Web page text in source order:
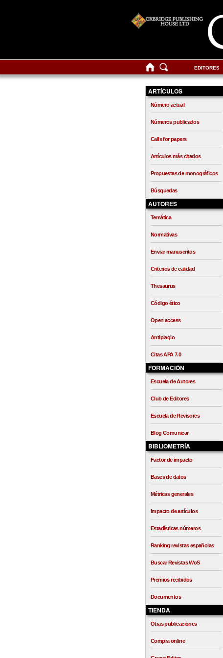
EDITORES
ARTÍCULOS
Número actual
Números publicados
Calls for papers
Artículos más citados
Propuestas de monográficos
Búsquedas
AUTORES
Temática
Normativas
Enviar manuscritos
Criterios de calidad
Thesaurus
Código ético
Open access
Antiplagio
Citas APA 7.0
FORMACIÓN
Escuela de Autores
Club de Editores
Escuela de Revisores
Blog Comunicar
BIBLIOMETRÍA
Factor de impacto
Bases de datos
Métricas generales
Impacto de artículos
Estadísticas números
Ranking revistas españolas
Buscar Revistas WoS
Premios recibidos
Documentos
TIENDA
Otras publicaciones
Compra online